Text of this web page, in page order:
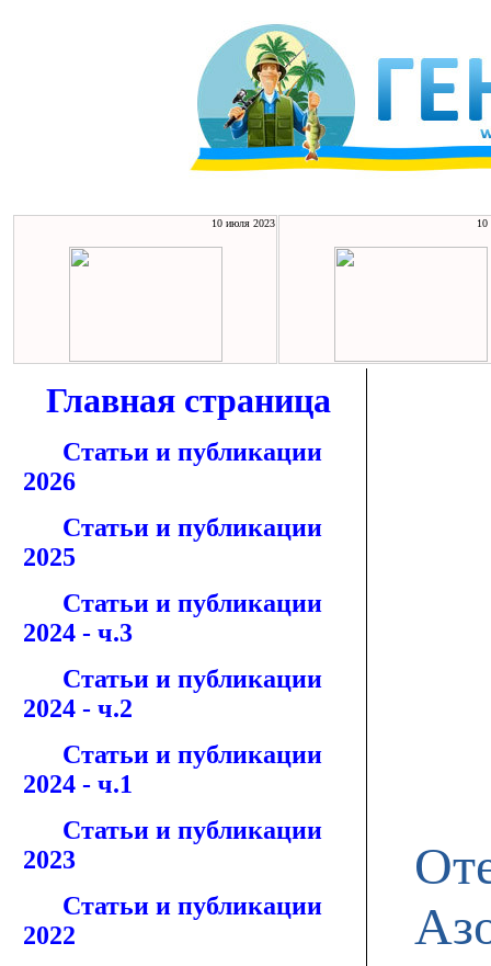
10 июля 2023 10
Главная страница
Статьи и публикации
2026
Статьи и публикации
2025
Статьи и публикации
2024 - ч.3
Статьи и публикации
2024 - ч.2
Статьи и публикации
2024 - ч.1
Статьи и публикации
2023
Статьи и публикации
2022